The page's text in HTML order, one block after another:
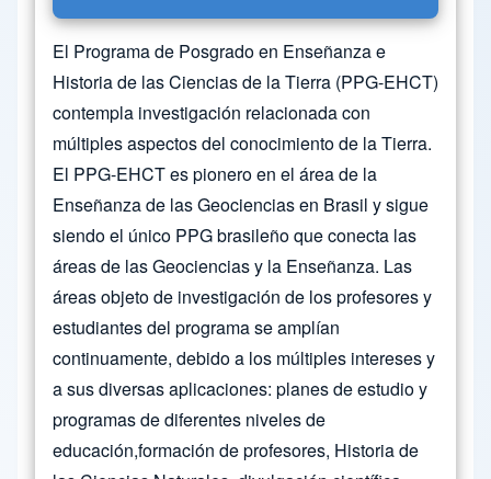
El Programa de Posgrado en Enseñanza e
Historia de las Ciencias de la Tierra (PPG-EHCT)
contempla investigación relacionada con
múltiples aspectos del conocimiento de la Tierra.
El PPG-EHCT es pionero en el área de la
Enseñanza de las Geociencias en Brasil y sigue
siendo el único PPG brasileño que conecta las
áreas de las Geociencias y la Enseñanza. Las
áreas objeto de investigación de los profesores y
estudiantes del programa se amplían
continuamente, debido a los múltiples intereses y
a sus diversas aplicaciones: planes de estudio y
programas de diferentes niveles de
educación,formación de profesores, Historia de